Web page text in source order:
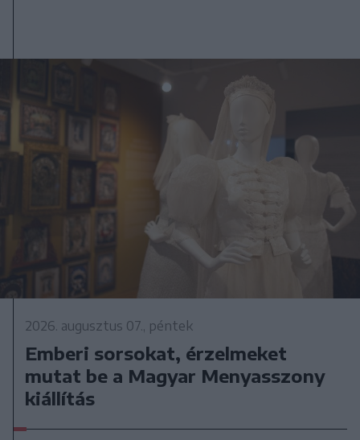
2026. augusztus 07., péntek
Emberi sorsokat, érzelmeket
mutat be a Magyar Menyasszony
kiállítás